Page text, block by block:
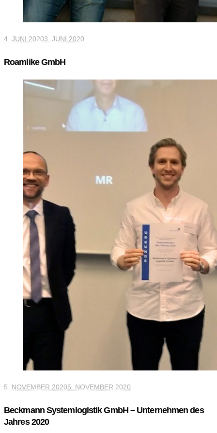
4. JUNI 20203. JUNI 2020
Roamlike GmbH
5. NOVEMBER 20205. NOVEMBER 2020
Beckmann Systemlogistik GmbH – Unternehmen des
Jahres 2020